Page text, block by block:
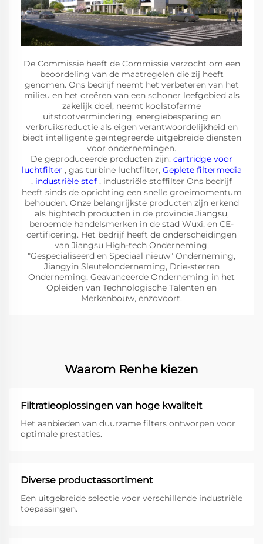
De Commissie heeft de Commissie verzocht om een
beoordeling van de maatregelen die zij heeft
genomen. Ons bedrijf neemt het verbeteren van het
milieu en het creëren van een schoner leefgebied als
zakelijk doel, neemt koolstofarme
uitstootvermindering, energiebesparing en
verbruiksreductie als eigen verantwoordelijkheid en
biedt intelligente geïntegreerde uitgebreide diensten
voor ondernemingen.
De geproduceerde producten zijn: cartridge voor
luchtfilter , gas turbine luchtfilter, Geplete filtermedia
, industriële stof , industriële stoffilter Ons bedrijf
heeft sinds de oprichting een snelle groeimomentum
behouden. Onze belangrijkste producten zijn erkend
als hightech producten in de provincie Jiangsu,
beroemde handelsmerken in de stad Wuxi, en CE-
certificering. Het bedrijf heeft de onderscheidingen
van Jiangsu High-tech Onderneming,
"Gespecialiseerd en Speciaal nieuw" Onderneming,
Jiangyin Sleutelonderneming, Drie-sterren
Onderneming, Geavanceerde Onderneming in het
Opleiden van Technologische Talenten en
Merkenbouw, enzovoort.
Waarom Renhe kiezen
Filtratieoplossingen van hoge kwaliteit
Het aanbieden van duurzame filters ontworpen voor
optimale prestaties.
Diverse productassortiment
Een uitgebreide selectie voor verschillende industriële
toepassingen.